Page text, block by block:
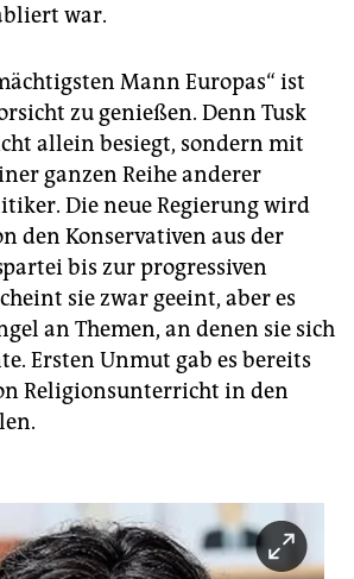
war.
Mann Europas“ ist
zu genießen. Denn Tusk
allein besiegt, sondern mit
ganzen Reihe anderer
Die neue Regierung wird
den Konservativen aus der
bis zur progressiven
sie zwar geeint, aber es
an Themen, an denen sie sich
Ersten Unmut gab es bereits
Religionsunterricht in den